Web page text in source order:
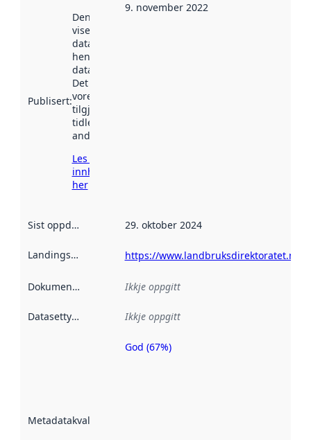
Publisert:
Denne datoen
viser når
datasettet vart
henta inn av
data.norge.no.
Det kan ha
vore
tilgjengeleg
tidlegare
andre stader.
Les meir om
innhenting
her
9. november 2022
Sist oppdatert 29. oktober 2024
Landingsside https://www.landbruksdirektoratet.no/
Dokumentasjon Ikkje oppgitt
Datasettype Ikkje oppgitt
Metadatakvalitet
Metadatakvalitet
God (67%)